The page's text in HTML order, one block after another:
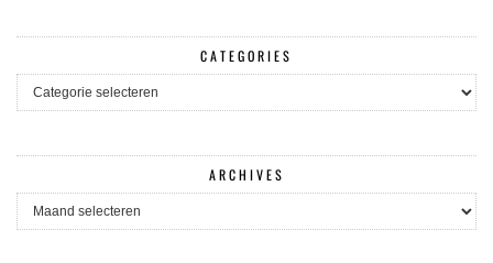
CATEGORIES
CATEGORIES
ARCHIVES
ARCHIVES